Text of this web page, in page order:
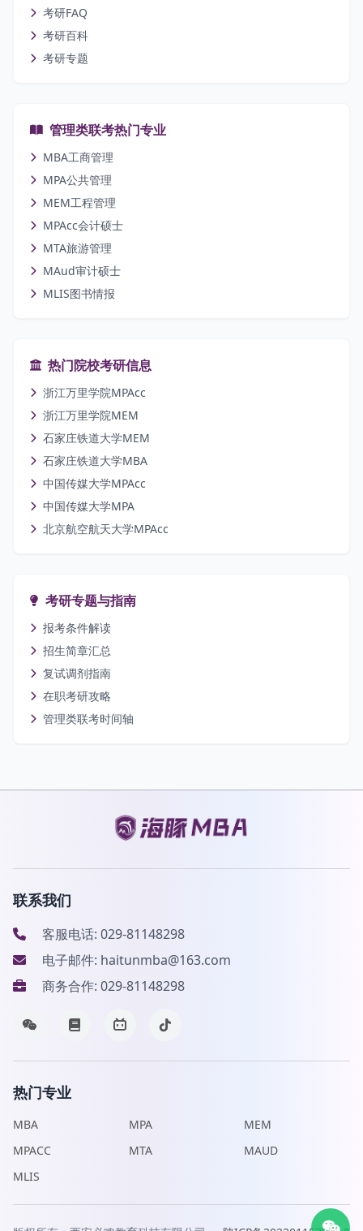
考研FAQ
考研百科
考研专题
管理类联考热门专业
MBA工商管理
MPA公共管理
MEM工程管理
MPAcc会计硕士
MTA旅游管理
MAud审计硕士
MLIS图书情报
热门院校考研信息
浙江万里学院MPAcc
浙江万里学院MEM
石家庄铁道大学MEM
石家庄铁道大学MBA
中国传媒大学MPAcc
中国传媒大学MPA
北京航空航天大学MPAcc
考研专题与指南
报考条件解读
招生简章汇总
复试调剂指南
在职考研攻略
管理类联考时间轴
联系我们
客服电话: 029-81148298
电子邮件: haitunmba@163.com
商务合作: 029-81148298
热门专业
MBA MPA
MEM
MPACC
MTA
MAUD
MLIS